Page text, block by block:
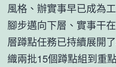
風格、辦實事早已成為
腳步邁向下層、實事干
層蹲點任務已持續展開
織兩批15個蹲點組到重